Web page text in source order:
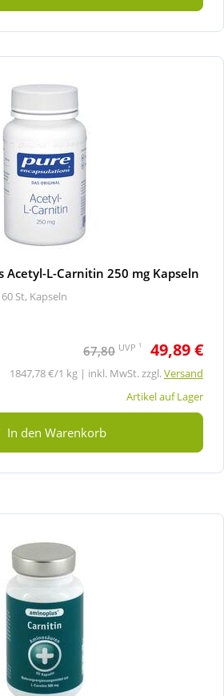
Acetyl-L-Carnitin 250 mg Kapseln
60 St, Kapseln
67,80 UVP 1 49,89 €
1847,78 €/1 kg | inkl. MwSt. zzgl.Versand
Artikel auf Lager
In den Warenkorb